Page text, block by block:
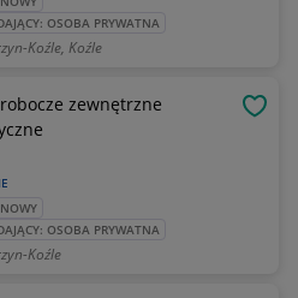
OSOBA PRYWATNA
Koźle, Koźle
zewnętrzne
OSOBA PRYWATNA
Koźle